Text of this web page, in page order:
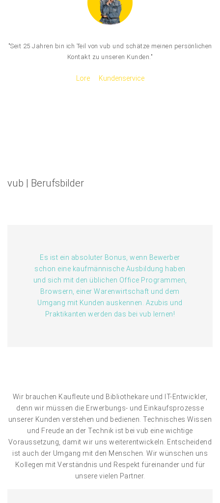
"Seit 25 Jahren bin ich Teil von vub und schätze meinen persönlichen
Kontakt zu unseren Kunden."
Lore Kundenservice
vub | Berufsbilder
Es ist ein absoluter Bonus, wenn Bewerber
schon eine kaufmännische Ausbildung haben
und sich mit den üblichen Office Programmen,
Browsern, einer Warenwirtschaft und dem
Umgang mit Kunden auskennen. Azubis und
Praktikanten werden das bei vub lernen!
Wir brauchen Kaufleute und Bibliothekare und IT-Entwickler,
denn wir müssen die Erwerbungs- und Einkaufsprozesse
unserer Kunden verstehen und bedienen. Technisches Wissen
und Freude an der Technik ist bei vub eine wichtige
Voraussetzung, damit wir uns weiterentwickeln. Entscheidend
ist auch der Umgang mit den Menschen. Wir wünschen uns
Kollegen mit Verständnis und Respekt füreinander und für
unsere vielen Partner.